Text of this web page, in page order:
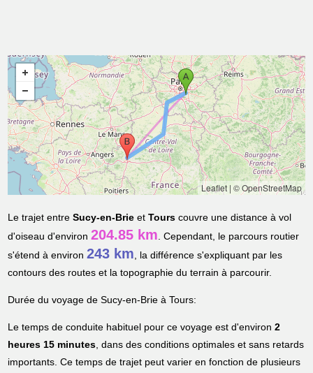
Leaflet| © OpenStreetMap
Le trajet entreSucy-en-Brie etTours couvre une distance à vol
d'oiseau d'environ204.85 km. Cependant, le parcours routier
s'étend à environ243 km, la différence s'expliquant par les
contours des routes et la topographie du terrain à parcourir.
Durée du voyage de Sucy-en-Brie à Tours:
Le temps de conduite habituel pour ce voyage est d'environ2
heures 15 minutes, dans des conditions optimales et sans retards
importants. Ce temps de trajet peut varier en fonction de plusieurs